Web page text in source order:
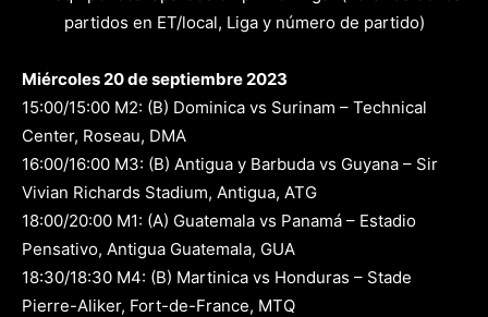
partidos en ET/local, Liga y número de partido)
Miércoles 20 de septiembre 2023
15:00/15:00 M2: (B) Dominica vs Surinam – Technical
Center, Roseau, DMA
16:00/16:00 M3: (B) Antigua y Barbuda vs Guyana – Sir
Vivian Richards Stadium, Antigua, ATG
18:00/20:00 M1: (A) Guatemala vs Panamá – Estadio
Pensativo, Antigua Guatemala, GUA
18:30/18:30 M4: (B) Martinica vs Honduras – Stade
Pierre-Aliker, Fort-de-France, MTQ